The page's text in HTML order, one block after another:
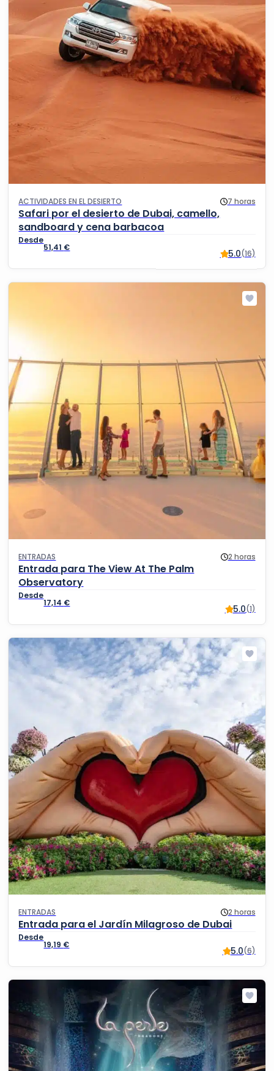
ACTIVIDADES EN EL DESIERTO 7 horas
Safari por el desierto de Dubai, camello,
sandboard y cena barbacoa
51,41 €
5.0(16)
ENTRADAS 2 horas
Entrada para The View At The Palm
Observatory
17,14 €
5.0(1)
ENTRADAS 2 horas
Entrada para el Jardín Milagroso de Dubai
19,19 €
5.0(6)